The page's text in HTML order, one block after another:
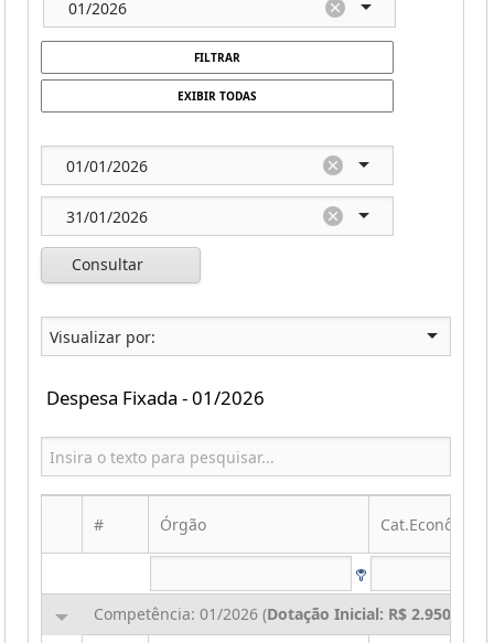
FILTRAR
EXIBIR TODAS
Consultar
Despesa Fixada - 01/2026
# Órgão Cat.Econômica
Competência: 01/2026 (Dotação Inicial: R$